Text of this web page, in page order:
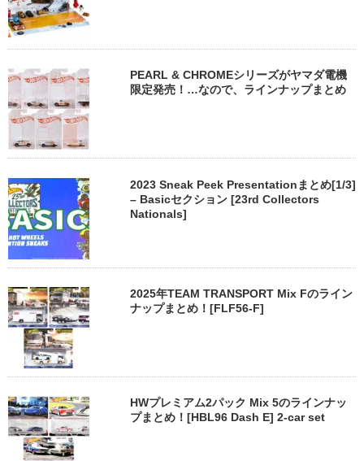
PEARL & CHROMEシリーズがヤマダ電機
限定発売！…なので、ラインナップまとめ
2023 Sneak Peek Presentationまとめ[1/3]
– Basicセクション [23rd Collectors
Nationals]
2025年TEAM TRANSPORT Mix Fのライン
ナップまとめ！[FLF56-F]
HWプレミアム2パック Mix 5のラインナッ
プまとめ！[HBL96 Dash E] 2-car set